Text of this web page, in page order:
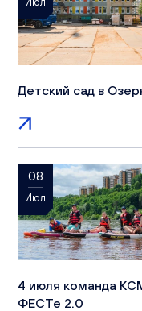
Детский сад в
08
Июл
4 июля команда
ФЕСТе 2.0